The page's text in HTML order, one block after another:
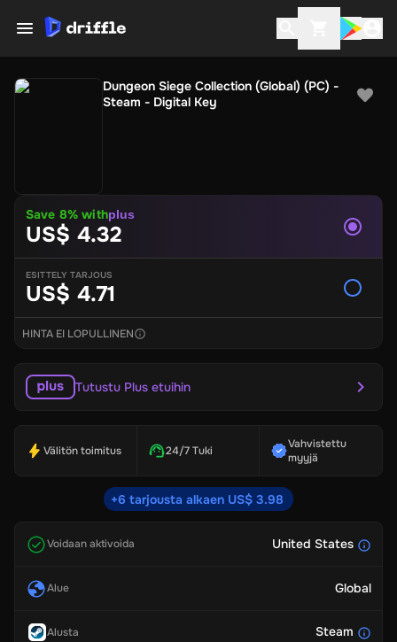
Dungeon Siege Collection (Global) (PC) -
Steam - Digital Key
Save 8% withplus
US$ 4.32
ESITTELY TARJOUS
US$ 4.71
HINTA EI LOPULLINEN
Tutustu Plus etuihin
Välitön toimitus 24/7 Tuki
Vahvistettu
myyjä
+6 tarjousta alkaen US$ 3.98
Voidaan aktivoida United States
Alue Global
Alusta Steam